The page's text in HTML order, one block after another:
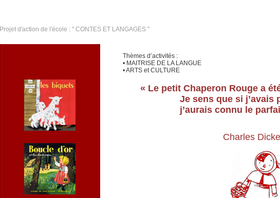
Projet d'action de l'école : " CONTES ET LANGAGES "
Thèmes d’activités :
• MAITRISE DE LA LANGUE
• ARTS et CULTURE
« Le petit Chaperon Rouge a
Je sens que si j’avais
j’aurais connu le
Charles